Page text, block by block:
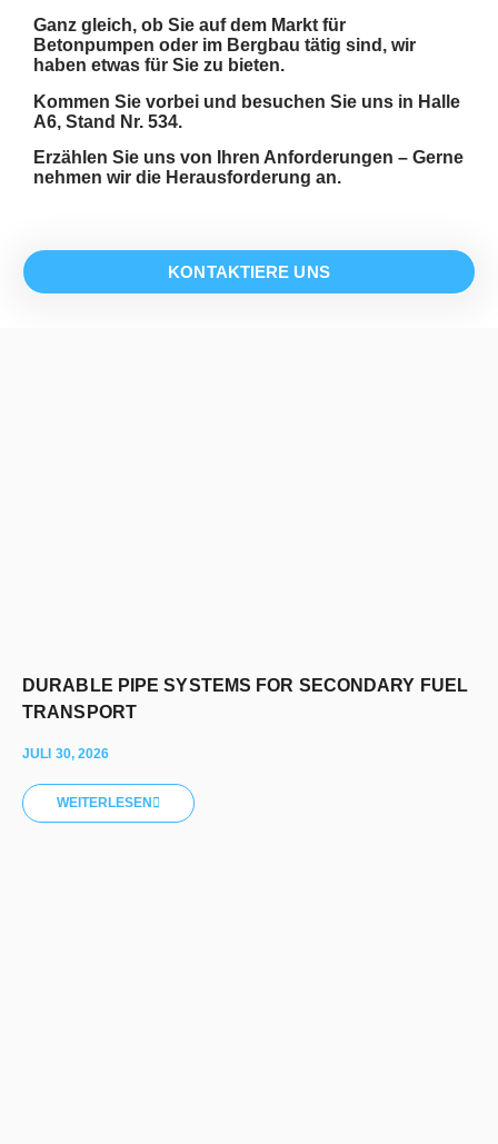
Ganz gleich, ob Sie auf dem Markt für
Betonpumpen oder im Bergbau tätig sind, wir
haben etwas für Sie zu bieten.
Kommen Sie vorbei und besuchen Sie uns in Halle
A6, Stand Nr. 534.
Erzählen Sie uns von Ihren Anforderungen – Gerne
nehmen wir die Herausforderung an.
KONTAKTIERE UNS
DURABLE PIPE SYSTEMS FOR SECONDARY FUEL
TRANSPORT
JULI 30, 2026
WEITERLESEN